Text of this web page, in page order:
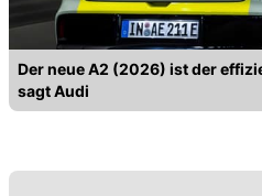
Der neue A2 (2026) ist der
sagt Audi